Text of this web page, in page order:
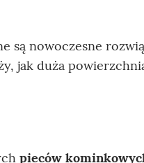
są nowoczesne
jak duża
pieców